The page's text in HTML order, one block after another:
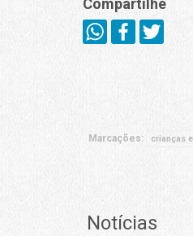
Compartilhe
Marcações: crianças
Notícias